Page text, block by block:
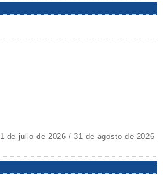
1 de julio de 2026 / 31 de agosto de 2026